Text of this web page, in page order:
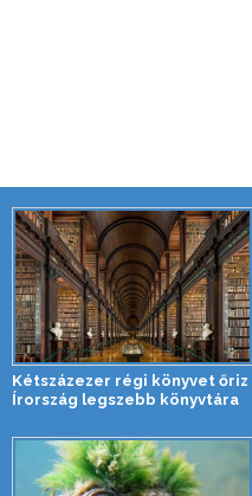
Kétszázezer régi könyvet őriz
Írország legszebb könyvtára